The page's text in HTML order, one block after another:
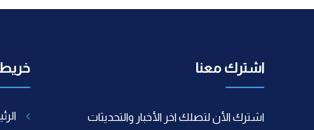
اشترك معنا
اشترك الأن لتصلك اخر الأخبار والتحديثات